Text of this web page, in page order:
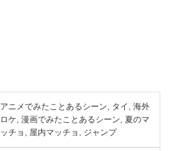
アニメでみたことあるシーン タイ
海外
ロケ 漫画でみたことあるシーン
夏のマ
ッチョ
屋内マッチョ ジャンプ